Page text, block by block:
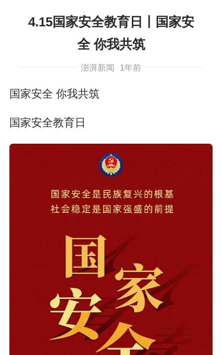
4.15国家安全教育日丨国家安
全 你我共筑
澎湃新闻 1年前
国家安全 你我共筑
国家安全教育日